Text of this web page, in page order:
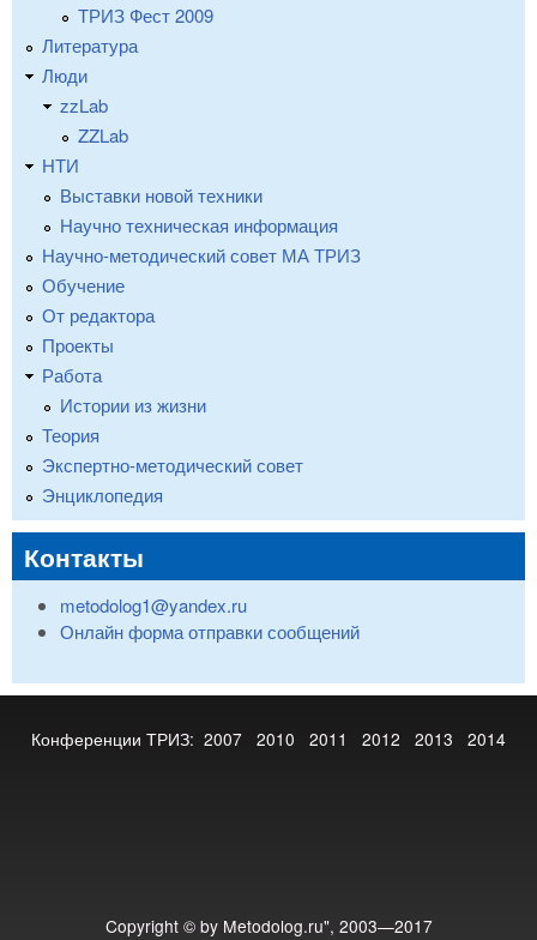
ТРИЗ Фест 2009
Литература
Люди
zzLab
ZZLab
НТИ
Выставки новой техники
Научно техническая информация
Научно-методический совет МА ТРИЗ
Обучение
От редактора
Проекты
Работа
Истории из жизни
Теория
Экспертно-методический совет
Энциклопедия
Контакты
metodolog1@yandex.ru
Онлайн форма отправки сообщений
Конференции ТРИЗ: 2007 2010 2011 2012 2013 2014
Copyright © by Metodolog.ru", 2003—2017